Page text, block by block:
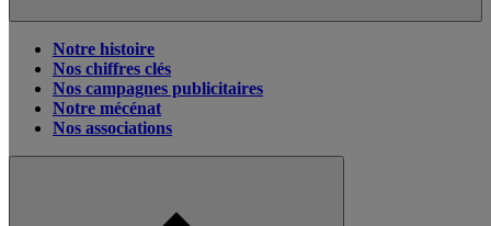
Notre histoire
Nos chiffres clés
Nos campagnes publicitaires
Notre mécénat
Nos associations